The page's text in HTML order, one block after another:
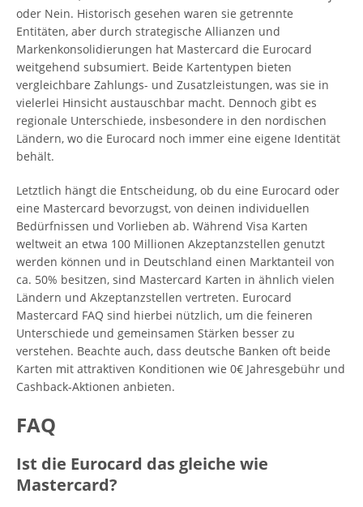
oder Nein. Historisch gesehen waren sie getrennte
Entitäten, aber durch strategische Allianzen und
Markenkonsolidierungen hat Mastercard die Eurocard
weitgehend subsumiert. Beide Kartentypen bieten
vergleichbare Zahlungs- und Zusatzleistungen, was sie in
vielerlei Hinsicht austauschbar macht. Dennoch gibt es
regionale Unterschiede, insbesondere in den nordischen
Ländern, wo die Eurocard noch immer eine eigene Identität
behält.
Letztlich hängt die Entscheidung, ob du eine Eurocard oder
eine Mastercard bevorzugst, von deinen individuellen
Bedürfnissen und Vorlieben ab. Während Visa Karten
weltweit an etwa 100 Millionen Akzeptanzstellen genutzt
werden können und in Deutschland einen Marktanteil von
ca. 50% besitzen, sind Mastercard Karten in ähnlich vielen
Ländern und Akzeptanzstellen vertreten. Eurocard
Mastercard FAQ sind hierbei nützlich, um die feineren
Unterschiede und gemeinsamen Stärken besser zu
verstehen. Beachte auch, dass deutsche Banken oft beide
Karten mit attraktiven Konditionen wie 0€ Jahresgebühr und
Cashback-Aktionen anbieten.
FAQ
Ist die Eurocard das gleiche wie
Mastercard?